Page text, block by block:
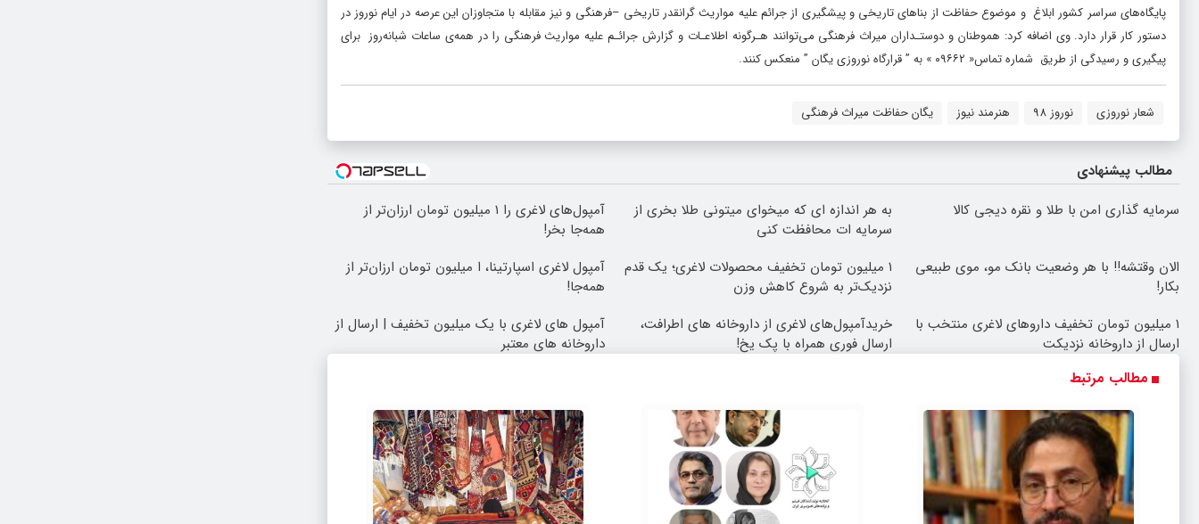
پایگاه‌های سراسر کشور ابلاغ و موضوع حفاظت از بناهای تاریخی و پیشگیری از جرائم علیه مواریث گرانقدر تاریخی –فرهنگی و نیز مقابله با متجاوزان این عرصه در ایام نوروز در
دستور کار قرار دارد. وی اضافه کرد: هموطنان و دوستـداران میراث فرهنگی می‌توانند هـرگونه اطلاعـات و گزارش جرائـم علیه مواریث فرهنگی را در همه‌ی ساعات شبانه‌روز برای
پیگیری و رسیدگی از طریق شماره تماس« ۰۹۶۶۲ » به ” قرارگاه نوروزی یگان ” منعکس کنند.
شعار نوروزی نوروز 98 هنرمند نیوز یگان حفاظت میراث فرهنگی
مطالب پیشنهادی
سرمایه گذاری امن با طلا و نقره دیجی کالا
به هر اندازه ای که میخوای میتونی طلا بخری از
سرمایه ات محافظت کنی
آمپول‌های لاغری را ۱ میلیون تومان ارزان‌تر از
همه‌جا بخر!
الان وقتشه‼️ با هر وضعیت بانک مو، موی طبیعی
بکار!
۱ میلیون تومان تخفیف محصولات لاغری؛ یک قدم
نزدیک‌تر به شروع کاهش وزن
آمپول لاغری اسپارتینا، ا میلیون تومان ارزان‌تر از
همه‌جا!
۱ میلیون تومان تخفیف داروهای لاغری منتخب با
ارسال از داروخانه نزدیکت
خریدآمپول‌های لاغری از داروخانه های اطرافت،
ارسال فوری همراه با پک یخ!
آمپول های لاغری با یک میلیون تخفیف | ارسال از
داروخانه های معتبر
مطالب مرتبط